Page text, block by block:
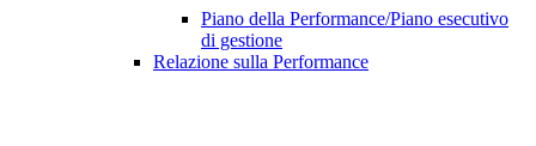
Piano della Performance/Piano esecutivo
di gestione
Relazione sulla Performance